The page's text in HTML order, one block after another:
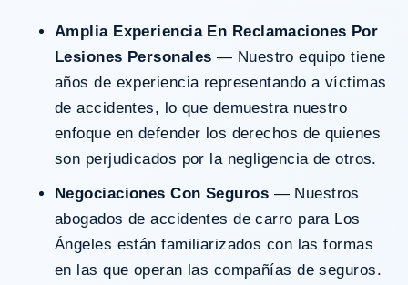
Amplia Experiencia En Reclamaciones Por
Lesiones Personales — Nuestro equipo tiene
años de experiencia representando a víctimas
de accidentes, lo que demuestra nuestro
enfoque en defender los derechos de quienes
son perjudicados por la negligencia de otros.
Negociaciones Con Seguros — Nuestros
abogados de accidentes de carro para Los
Ángeles están familiarizados con las formas
en las que operan las compañías de seguros.